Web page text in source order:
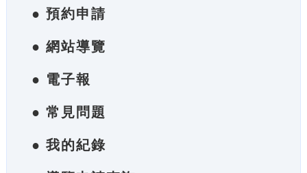
● 預約申請
● 網站導覽
● 電子報
● 常見問題
● 我的紀錄